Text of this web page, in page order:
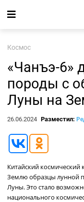
Космос
«Чанъэ-6»
породы с
Луны на
26.06.2024 Разместил:
Китайский космический
Землю образцы лунной
Луны. Это стало
национального